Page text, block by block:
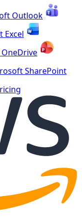
Outlook
Excel
SharePoint